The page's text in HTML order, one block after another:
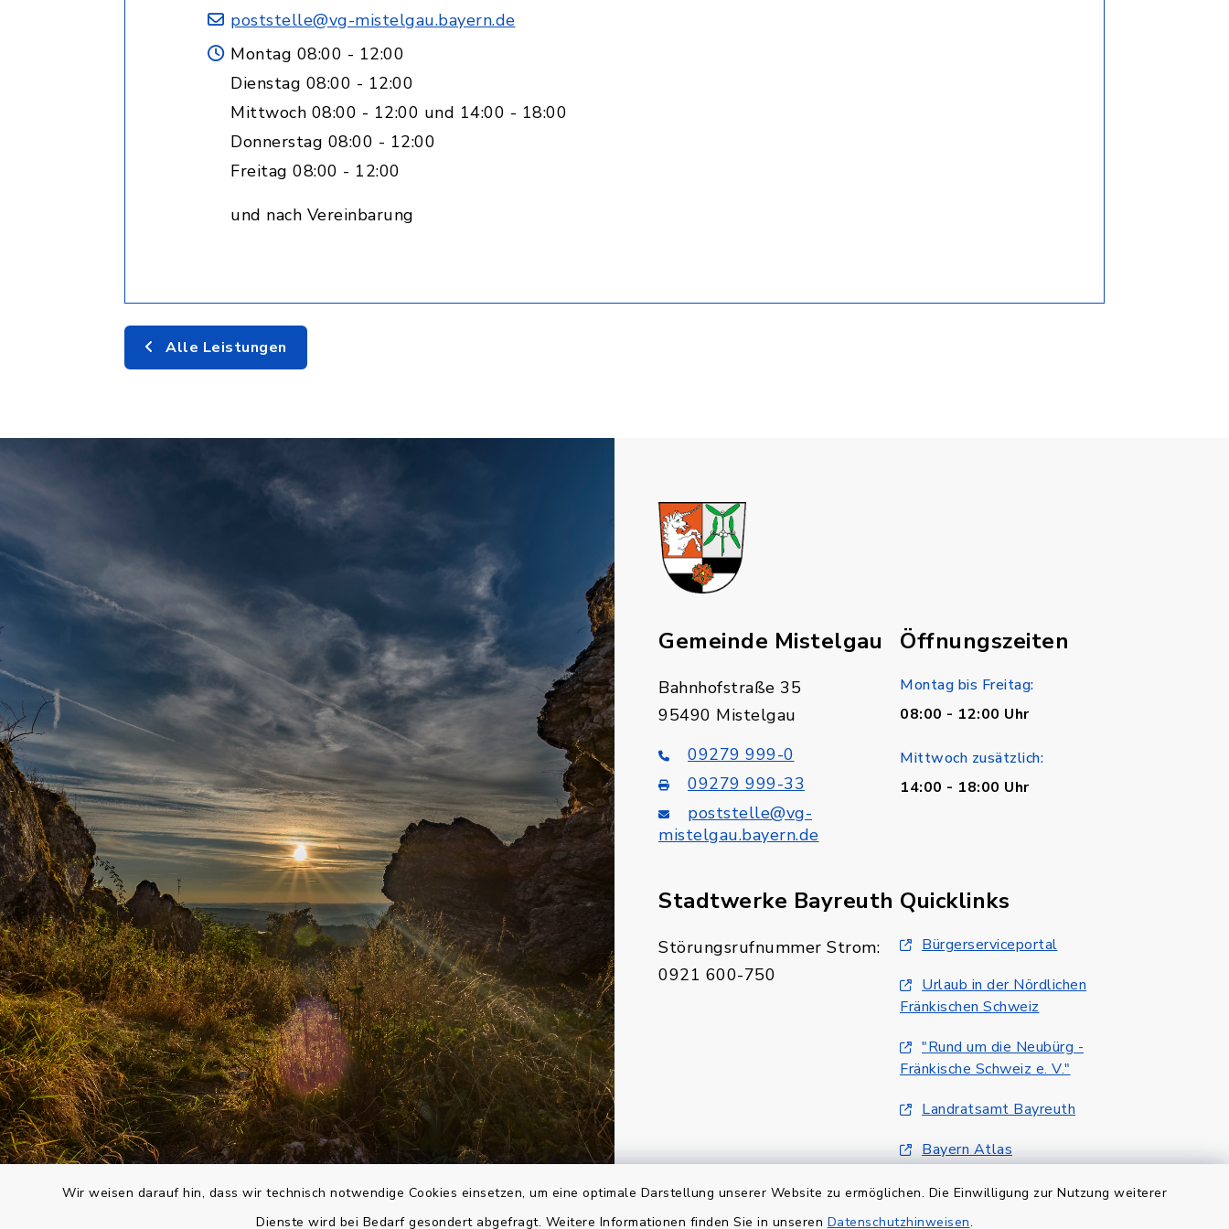
Wir weisen darauf hin, dass wir technisch notwendige Cookies einsetzen, um eine optimale Darstellung unserer Website zu ermöglichen. Die Einwilligung zur Nutzung weiterer
Dienste wird bei Bedarf gesondert abgefragt. Weitere Informationen finden Sie in unseren Datenschutzhinweisen.
poststelle@vg-mistelgau.bayern.de
Montag 08:00 - 12:00
Dienstag 08:00 - 12:00
Mittwoch 08:00 - 12:00 und 14:00 - 18:00
Donnerstag 08:00 - 12:00
Freitag 08:00 - 12:00
und nach Vereinbarung
Alle Leistungen
Gemeinde Mistelgau
Bahnhofstraße 35
95490 Mistelgau
09279 999-0
09279 999-33
poststelle@vg-
mistelgau.bayern.de
Öffnungszeiten
Montag bis Freitag:
08:00 - 12:00 Uhr
Mittwoch zusätzlich:
14:00 - 18:00 Uhr
Stadtwerke Bayreuth
Störungsrufnummer Strom:
0921 600-750
Quicklinks
Bürgerserviceportal
Urlaub in der Nördlichen
Fränkischen Schweiz
"Rund um die Neubürg -
Fränkische Schweiz e. V."
Landratsamt Bayreuth
Bayern Atlas
Klimaschutzmanagment